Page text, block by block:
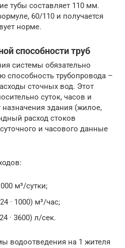
тубы составляет 110 мм.
60/110 и получается
норме.
способности труб
системы обязательно
способность трубопровода –
сточных вод. Этот
суток, часов и
здания (жилое,
расход стоков
и часового данные
м³/сутки;
· 1000) м³/час;
· 3600) л/сек.
водоотведения на 1 жителя